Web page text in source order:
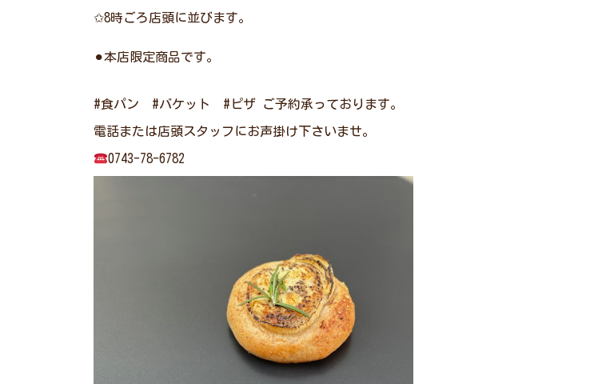
✩8時ごろ店頭に並びます。
⚫︎本店限定商品です。
#食パン #バケット #ピザ ご予約承っております。
電話または店頭スタッフにお声掛け下さいませ。
0743-78-6782